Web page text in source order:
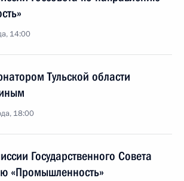
14:00
Тульской области
18:00
Государственного Совета
«Промышленность»